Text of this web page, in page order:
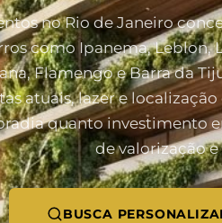
no Rio de Janeiro
como Ipanema, Leblon,
Flamengo e Barra da
atuais, lazer e
quanto investimento
de valorização
BUSCA